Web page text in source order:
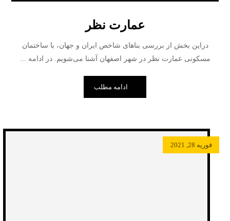
عمارت نظر
دراین بخش از بررسی بناهای شاخص ایران و جهان، با ساختمان
مسکونی عمارت نظر در شهر اصفهان آشنا می‌شویم. در ادامه ...
ادامه مطلب
فوریه 28, 2021